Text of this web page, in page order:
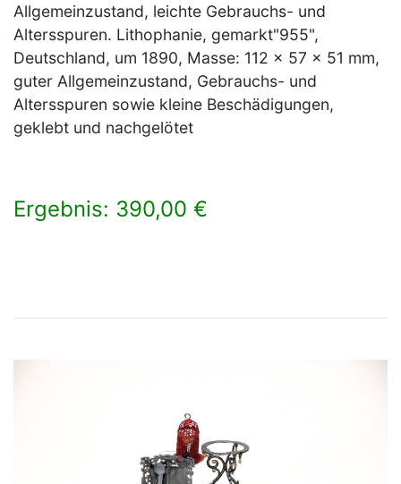
Allgemeinzustand, leichte Gebrauchs- und
Altersspuren. Lithophanie, gemarkt"955",
Deutschland, um 1890, Masse: 112 x 57 x 51 mm,
guter Allgemeinzustand, Gebrauchs- und
Altersspuren sowie kleine Beschädigungen,
geklebt und nachgelötet
Ergebnis: 390,00 €